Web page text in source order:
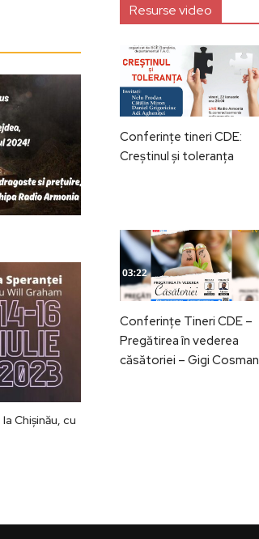
Chișinău, cu
Resurse video
Conferințe tineri CDE:
Creștinul și toleranța
Conferințe Tineri CDE –
Pregătirea în vederea
căsătoriei – Gigi Cosman